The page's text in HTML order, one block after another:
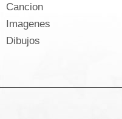
Cancion
Imagenes
Dibujos